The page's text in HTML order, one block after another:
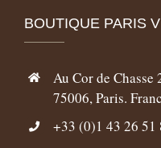
BOUTIQUE PARIS
Au Cor de Chasse
75006, Paris.
+33 (0)1 43 26 51